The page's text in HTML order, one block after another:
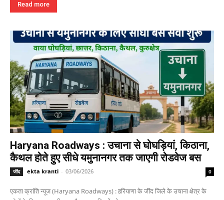
Read more
Haryana Roadways : उचाना से घोघड़ियां, किठाना,
कैथल होते हुए सीधे यमुनानगर तक जाएगी रोडवेज बस
जींद ekta kranti - 03/06/2026 0
एकता क्रांति न्यूज (Haryana Roadways) : हरियाणा के जींद जिले के उचाना क्षेत्र के